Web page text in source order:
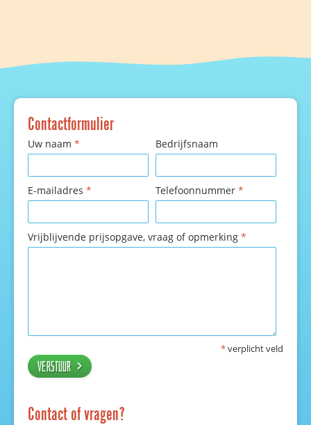
Contactformulier
Uw naam * Bedrijfsnaam
E-mailadres * Telefoonnummer *
Vrijblijvende prijsopgave, vraag of opmerking *
*verplicht veld
Verstuur
Contact of vragen?